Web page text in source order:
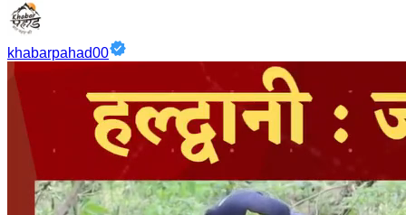
khabarpahad00